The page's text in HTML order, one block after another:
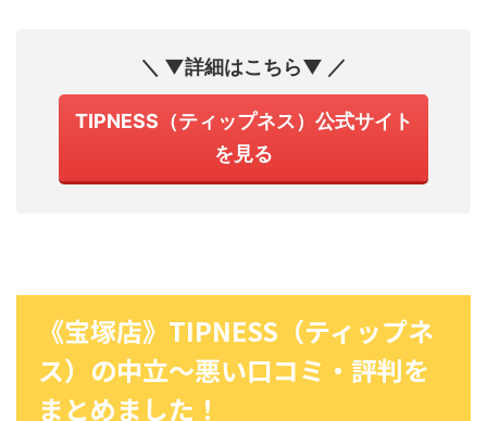
＼ ▼詳細はこちら▼ ／
TIPNESS（ティップネス）公式サイト
を見る
《宝塚店》TIPNESS（ティップネ
ス）の中立〜悪い口コミ・評判を
まとめました！